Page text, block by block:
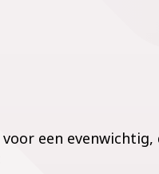
een